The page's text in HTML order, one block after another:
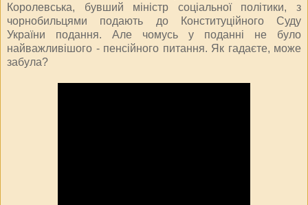
Королевська, бувший міністр соціальної політики, з
чорнобильцями подають до Конституційного Суду
України подання. Але чомусь у поданні не було
найважливішого - пенсійного питання. Як гадаєте, може
забула?